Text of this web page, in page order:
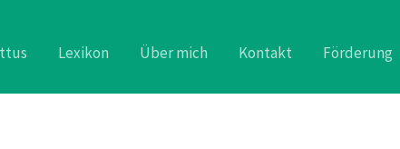
Lexikon Über mich Kontakt Förderung